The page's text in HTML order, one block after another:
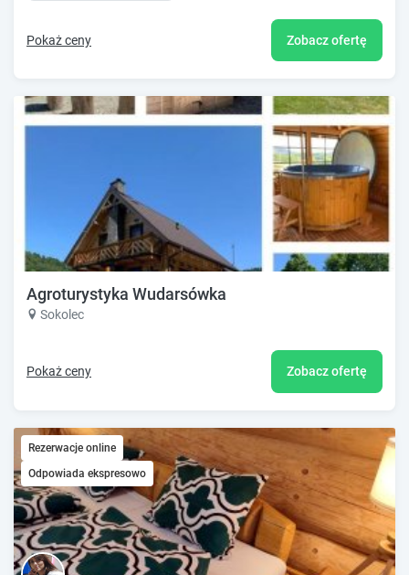
Pokaż ceny Zobacz ofertę
Agroturystyka Wudarsówka
Sokolec
Pokaż ceny Zobacz ofertę
Rezerwacje online
Odpowiada ekspresowo